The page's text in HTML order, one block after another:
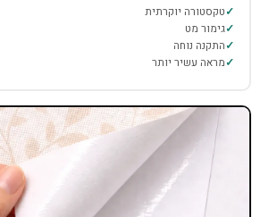
טקסטורה יוקרתית
גימור מט
התקנה נוחה
מראה עשיר יותר